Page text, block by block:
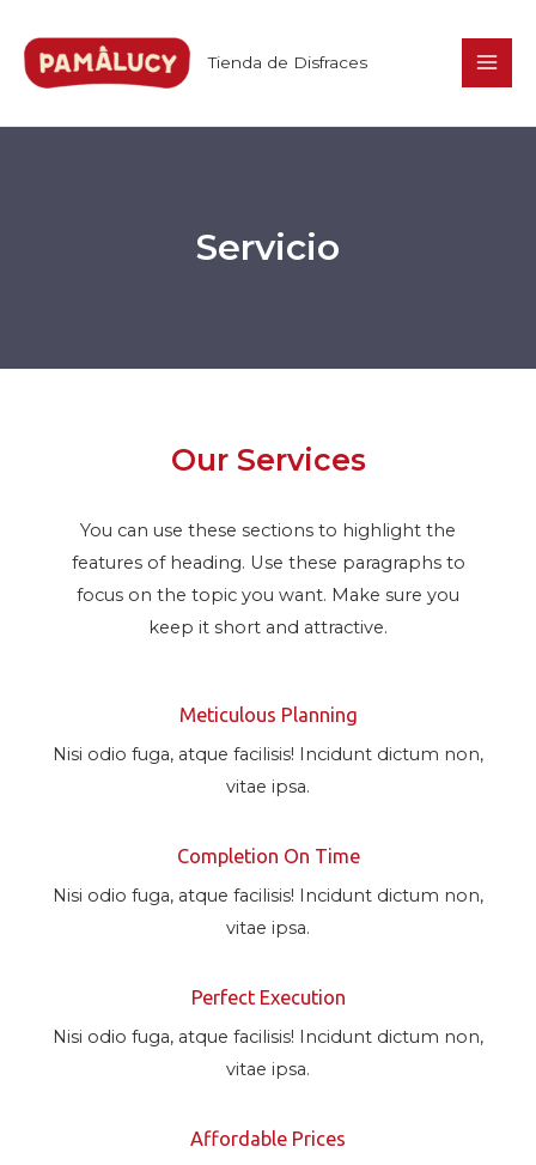
contenido
Tienda de Disfraces
Servicio
Our Services
You can use these sections to highlight the
features of heading. Use these paragraphs to
focus on the topic you want. Make sure you
keep it short and attractive.
Meticulous Planning
Nisi odio fuga, atque facilisis! Incidunt dictum non,
vitae ipsa.
Completion On Time
Nisi odio fuga, atque facilisis! Incidunt dictum non,
vitae ipsa.
Perfect Execution
Nisi odio fuga, atque facilisis! Incidunt dictum non,
vitae ipsa.
Affordable Prices